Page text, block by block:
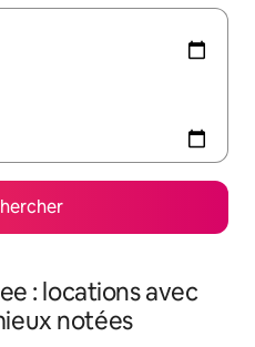
: locations avec
notées